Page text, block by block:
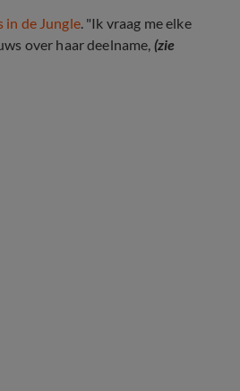
in de Jungle. "Ik vraag me elke
over haar deelname, (zie